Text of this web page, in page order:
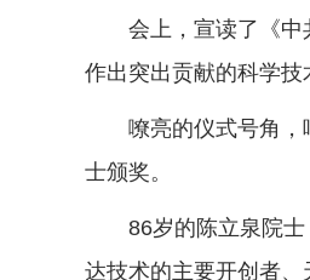
会上，宣读了《中共
作出突出贡献的科学技
嘹亮的仪式号角，响
士颁奖。
86岁的陈立泉院士，
达技术的主要开创者